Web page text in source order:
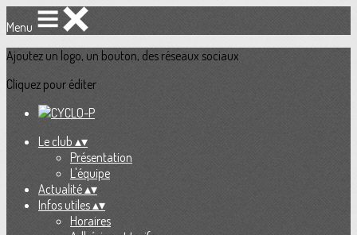
Menu
Ajoutez un logo, un bouton, des réseaux sociaux
Cliquez pour éditer
Le club ▴▾
Présentation
L'équipe
Actualité▴▾
Infos utiles▴▾
Horaires